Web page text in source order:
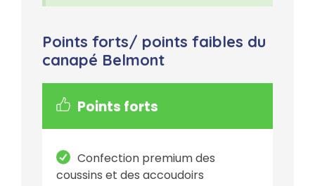
Points forts/ points faibles du
canapé Belmont
Points forts
Confection premium des
coussins et des accoudoirs